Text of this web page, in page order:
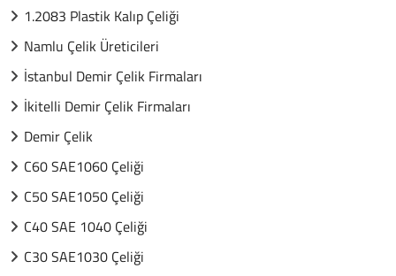
1.2083 Plastik Kalıp Çeliği
Namlu Çelik Üreticileri
İstanbul Demir Çelik Firmaları
İkitelli Demir Çelik Firmaları
Demir Çelik
C60 SAE1060 Çeliği
C50 SAE1050 Çeliği
C40 SAE 1040 Çeliği
C30 SAE1030 Çeliği